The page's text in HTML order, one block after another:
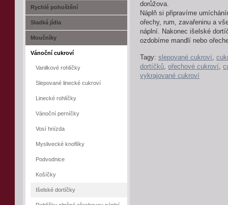
dorůžova.
Náplň si připravíme
ořechy, rum, zavařeninu a
náplní. Nakonec išelské
ozdobíme mandlí nebo
Tagy: slepované cukroví,
dortíčků, ořechové cukroví,
vykrajované cukroví
Rychlé pohoštění
Sladká jídla
Moučníky
Vánoční cukroví
Vanilkové rohlíčky
Slepované linecké cukroví
Linecké rohlíčky
Vánoční perníčky
Vosí hnízda
Myslivecké knoflíky
Podvodnice
Košíčky
Išelské dortíčky